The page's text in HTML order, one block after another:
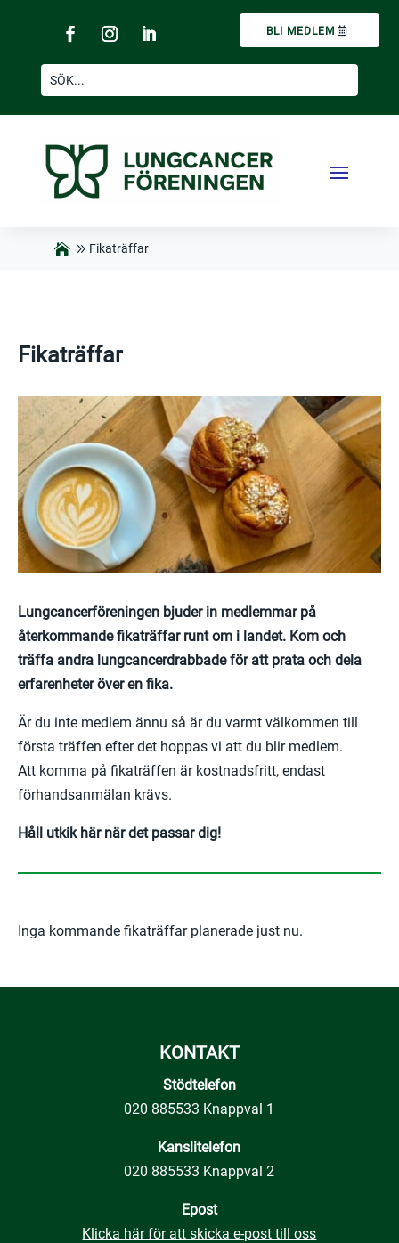
BLI MEDLEM
Fikaträffar
Fikaträffar
Lungcancerföreningen bjuder in medlemmar på
återkommande fikaträffar runt om i landet. Kom och
träffa andra lungcancerdrabbade för att prata och dela
erfarenheter över en fika.
Är du inte medlem ännu så är du varmt välkommen till
första träffen efter det hoppas vi att du blir medlem.
Att komma på fikaträffen är kostnadsfritt, endast
förhandsanmälan krävs.
Håll utkik här när det passar dig!
Inga kommande fikaträffar planerade just nu.
KONTAKT
Stödtelefon
020 885533 Knappval 1
Kanslitelefon
020 885533 Knappval 2
Epost
Klicka här för att skicka e-post till oss